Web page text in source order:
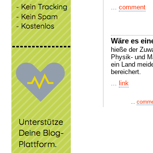
... comment
Wäre es
hieße der
Physik- und
ein Land
bereichert.
... link